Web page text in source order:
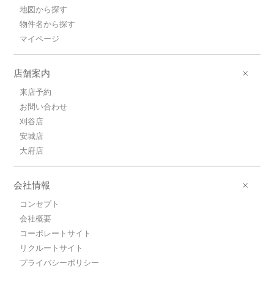
地図から探す
物件名から探す
マイページ
店舗案内
来店予約
お問い合わせ
刈谷店
安城店
大府店
会社情報
コンセプト
会社概要
コーポレートサイト
リクルートサイト
プライバシーポリシー